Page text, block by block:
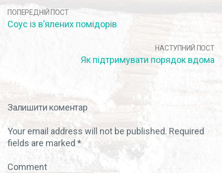
ПОПЕРЕДНІЙ ПОСТ
Соус із в’ялених помідорів
НАСТУПНИЙ ПОСТ
Як підтримувати порядок вдома
Залишити коментар
Your email address will not be published. Required
fields are marked *
Comment